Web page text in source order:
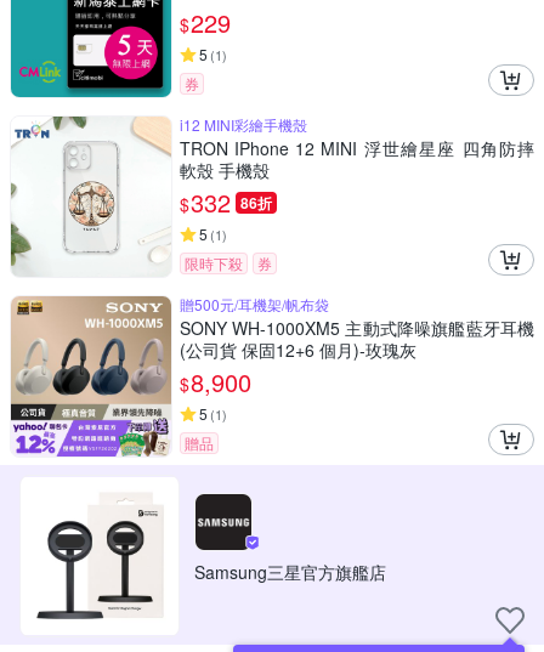
$229
5 (1)
券
i12 MINI彩繪手機殼
TRON IPhone 12 MINI 浮世繪星座 四角防摔
軟殼 手機殼
$332 86折
5 (1)
限時下殺
券
贈500元/耳機架/帆布袋
SONY WH-1000XM5 主動式降噪旗艦藍牙耳機
(公司貨 保固12+6 個月)-玫瑰灰
$8,900
5 (1)
贈品
Samsung三星官方旗艦店